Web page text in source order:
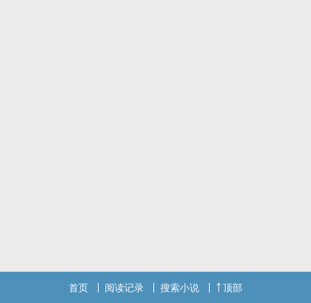
首页 阅读记录 搜索小说 顶部